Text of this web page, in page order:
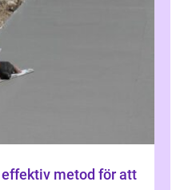
metod för att